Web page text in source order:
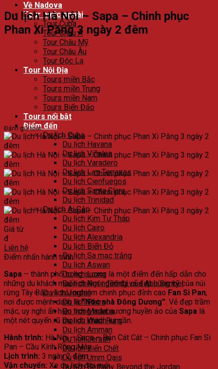
Về Nadova
Tour nước ngoài
Tour Cuba
Tour Châu Á
Tour Châu Mỹ
Tour Châu Âu
Tour Độc Lạ
Tour Nội Địa
Tours miền Bắc
Tours miền Trung
Tours miền Nam
Tours Biển Đảo
Tours nổi bật
Điểm đến
Du lịch Cuba
Du lịch Havana
Du lịch Viñales
Du lịch Varadero
Du lịch Las Terrazas
Du lịch Cienfuegos
Du lịch Santa Clara
Du lịch Trinidad
Du lịch Ai Cập
Du lịch Kim Tự Tháp
Du lịch Cairo
Du lịch Alexandria
Du lịch Biển Đỏ
Du lịch Sa mạc trắng
Du lịch Aswan
Du lịch Luxor
Du lịch Ngôi đền đá của Abu Simbel
Du lịch Jordan
Du lịch Petra
Du lịch Madaba
Du lịch Wadi Rum
Du lịch Amman
Du lịch Jerash
Du lịch Biển Chết
Du lịch Umm Qais
Du lịch Bethany Beyond the Jordan
Du lịch Hà Nội – Sapa – Chinh phục
Phan Xi Păng 3 ngày 2 đêm
Đánh giá tour
Giá từ
đ
Liên hệ
Điểm nhấn hành trình
Sapa – thành phố trong sương là một điểm đến hấp dẫn cho
những du khách muốn chiêm ngưỡng vẻ đẹp hùng vỹ của núi
rừng Tây Bắc và trải nghiệm chinh phục đỉnh cao Fan Si Pan,
nơi được mệnh danh là“Nóc nhà Đông Dương”. Vẻ đẹp trầm
mặc, uy nghi ẩn hiện trong màn sương huyền ảo của Sapa là
một nét quyến rũ mọi du khách xa gần.
Hành trình: Hà Nội – Sapa – Bản Cát Cát – Chinh phục Fan Si
Pan – Cầu Kính Rồng Mây
Lịch trình: 3 ngày 2 đêm
Vận chuyển: Xe du lịch đời mới.